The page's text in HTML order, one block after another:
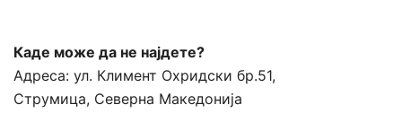
Каде може да не најдете?
Адреса: ул. Климент Охридски бр.51,
Струмица, Северна Македонија